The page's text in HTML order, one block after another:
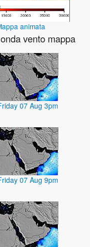
animata
vento mappa
07 Aug 3pm
07 Aug 9pm